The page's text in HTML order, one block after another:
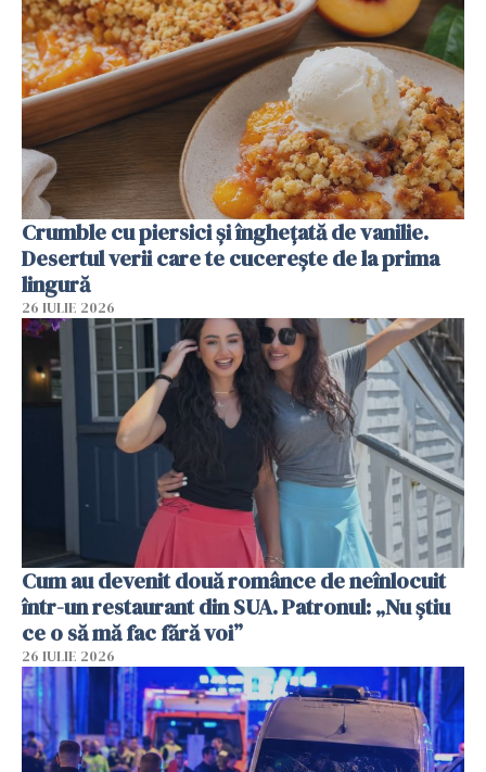
Crumble cu piersici și înghețată de vanilie.
Desertul verii care te cucerește de la prima
lingură
26 IULIE 2026
Cum au devenit două românce de neînlocuit
într-un restaurant din SUA. Patronul: „Nu știu
ce o să mă fac fără voi”
26 IULIE 2026